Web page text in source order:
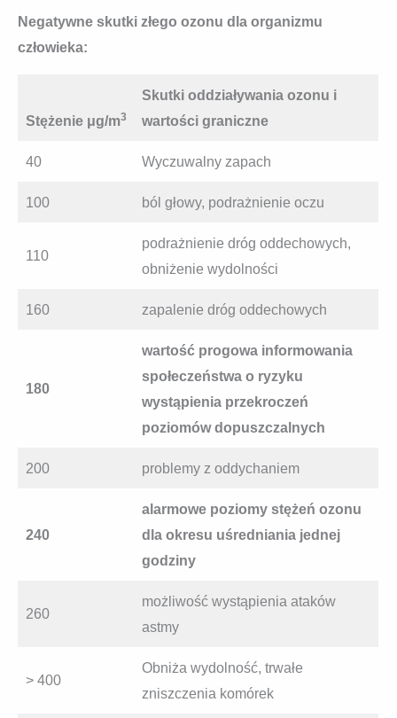
Negatywne skutki złego ozonu dla organizmu
człowieka:
Stężenie μg/m3
Skutki oddziaływania ozonu i
wartości graniczne
40 Wyczuwalny zapach
100 ból głowy, podrażnienie oczu
110
podrażnienie dróg oddechowych,
obniżenie wydolności
160 zapalenie dróg oddechowych
180
wartość progowa informowania
społeczeństwa o ryzyku
wystąpienia przekroczeń
poziomów dopuszczalnych
200 problemy z oddychaniem
240
alarmowe poziomy stężeń ozonu
dla okresu uśredniania jednej
godziny
260
możliwość wystąpienia ataków
astmy
> 400
Obniża wydolność, trwałe
zniszczenia komórek